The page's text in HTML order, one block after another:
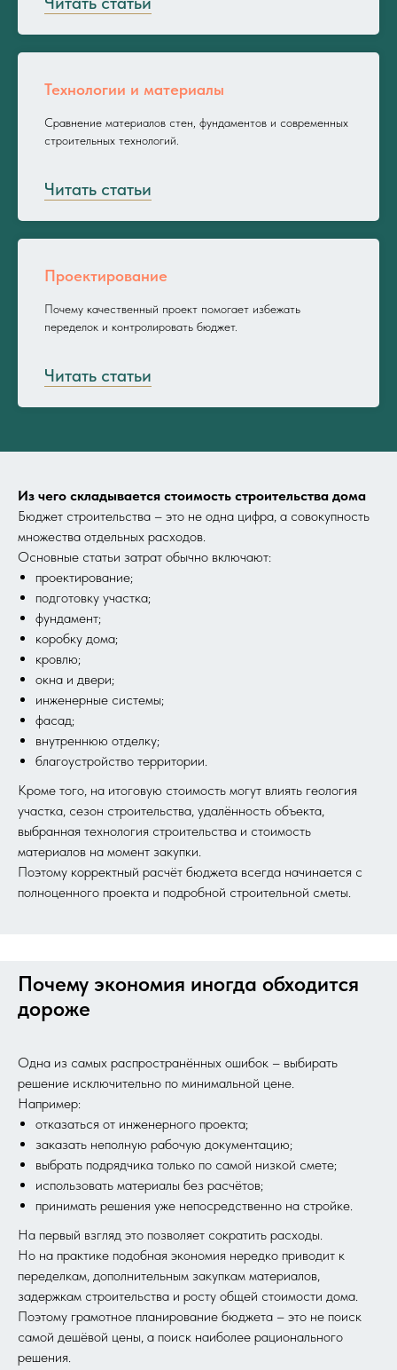
Технологии и материалы
Сравнение материалов стен, фундаментов и современных
строительных технологий.
Читать статьи
Проектирование
Почему качественный проект помогает избежать
переделок и контролировать бюджет.
Читать статьи
Из чего складывается стоимость строительства дома
Бюджет строительства – это не одна цифра, а совокупность
множества отдельных расходов.
Основные статьи затрат обычно включают:
проектирование;
подготовку участка;
фундамент;
коробку дома;
кровлю;
окна и двери;
инженерные системы;
фасад;
внутреннюю отделку;
благоустройство территории.
Кроме того, на итоговую стоимость могут влиять геология
участка, сезон строительства, удалённость объекта,
выбранная технология строительства и стоимость
материалов на момент закупки.
Поэтому корректный расчёт бюджета всегда начинается с
полноценного проекта и подробной строительной сметы.
Почему экономия иногда обходится
дороже
Одна из самых распространённых ошибок – выбирать
решение исключительно по минимальной цене.
Например:
отказаться от инженерного проекта;
заказать неполную рабочую документацию;
выбрать подрядчика только по самой низкой смете;
использовать материалы без расчётов;
принимать решения уже непосредственно на стройке.
На первый взгляд это позволяет сократить расходы.
Но на практике подобная экономия нередко приводит к
переделкам, дополнительным закупкам материалов,
задержкам строительства и росту общей стоимости дома.
Поэтому грамотное планирование бюджета – это не поиск
самой дешёвой цены, а поиск наиболее рационального
решения.